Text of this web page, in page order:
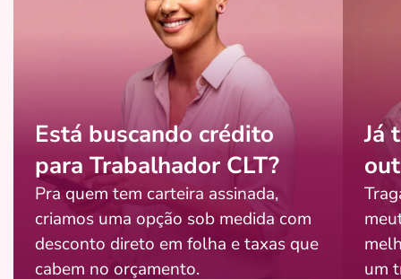
Está buscando crédito
para Trabalhador CLT?
Pra quem tem carteira assinada,
criamos uma opção sob medida com
desconto direto em folha e taxas que
cabem no orçamento.
Já
um